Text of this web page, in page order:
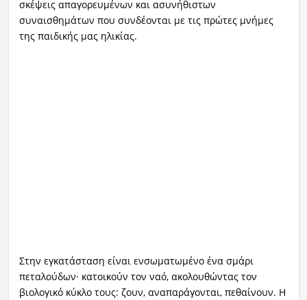
σκέψεις απαγορευμένων και ασυνήθιστων
συναισθημάτων που συνδέονται με τις πρώτες μνήμες
της παιδικής μας ηλικίας.
Στην εγκατάσταση είναι ενσωματωμένο ένα σμάρι
πεταλούδων· κατοικούν τον ναό, ακολουθώντας τον
βιολογικό κύκλο τους: ζουν, αναπαράγονται, πεθαίνουν. Η